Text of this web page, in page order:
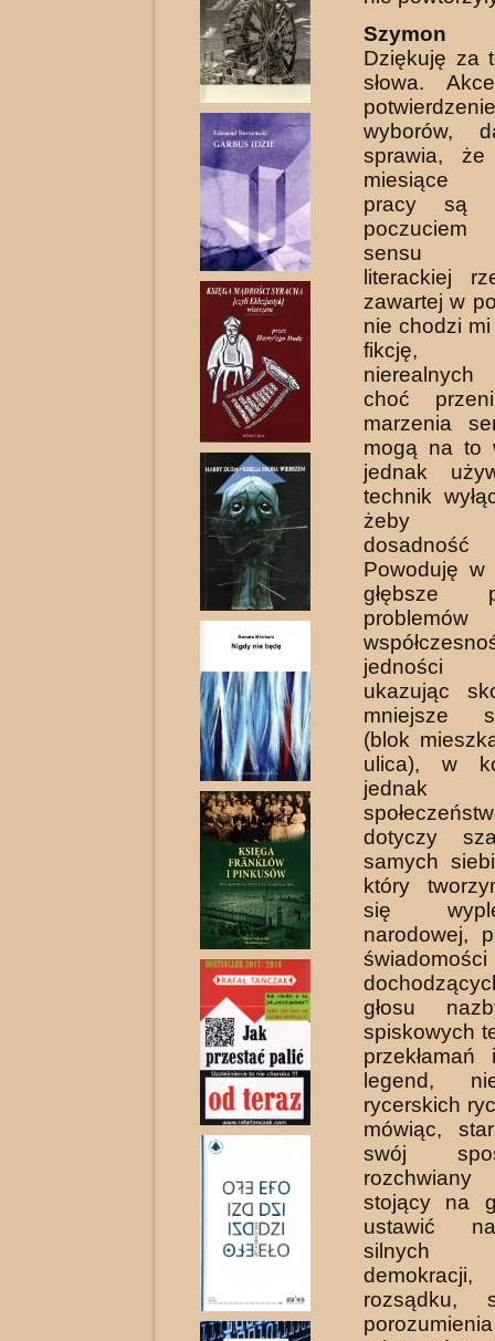
Szymon
Dziękuję za
słowa.
wyborów,
sprawia,
miesiące
pracy są
poczuciem
sensu
literackiej
zawartej w
nie chodzi mi
fikcję,
choć
marzenia
mogą na to
jednak
technik
żeby
Powoduję
głębsze
problemów
jedności
ukazując
mniejsze
(blok
ulica), w
jednak
dotyczy
samych
który
się
narodowej,
głosu
spiskowych
legend,
rycerskich
mówiąc,
swój
stojący na
ustawić
silnych
rozsądku,